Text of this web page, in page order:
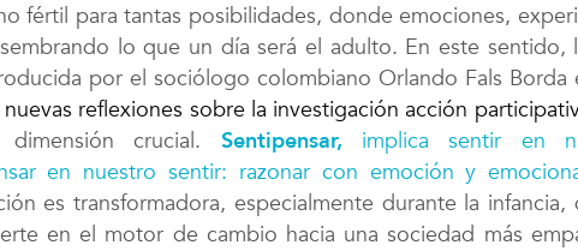
fértil para tantas posibilidades, donde emociones,
lo que un día será el adulto. En este sentido,
por el sociólogo colombiano Orlando Fals Borda
reflexiones sobre la investigación acción
crucial. Sentipensar,
implica sentir en
en nuestro sentir: razonar con emoción y
es transformadora, especialmente durante la infancia,
en el motor de cambio hacia una sociedad más